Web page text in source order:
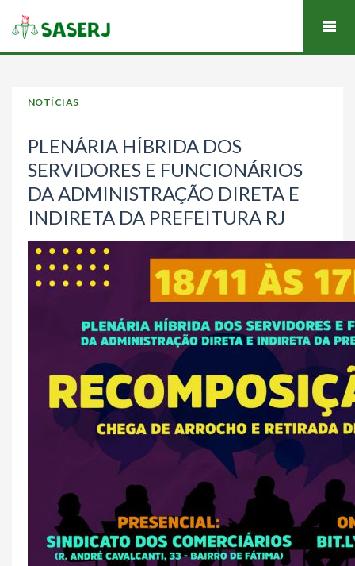
NOTÍCIAS
PLENÁRIA HÍBRIDA DOS
SERVIDORES E FUNCIONÁRIOS
DA ADMINISTRAÇÃO DIRETA E
INDIRETA DA PREFEITURA RJ